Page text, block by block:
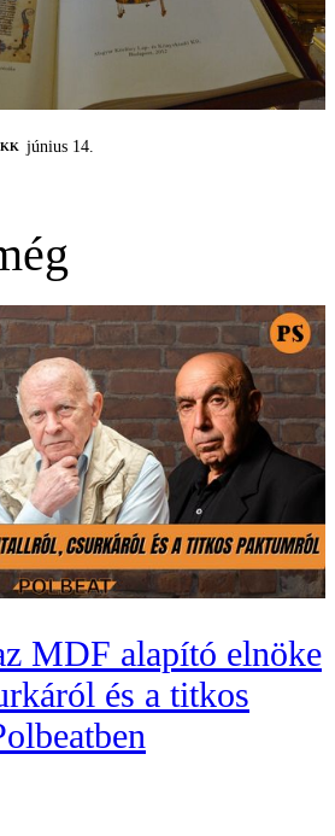
június 14.
MDF alapító elnöke
és a titkos